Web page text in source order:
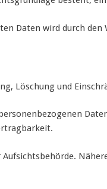
Daten wird durch
Löschung und
Aufsichtsbehörde.